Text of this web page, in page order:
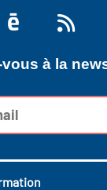
à la